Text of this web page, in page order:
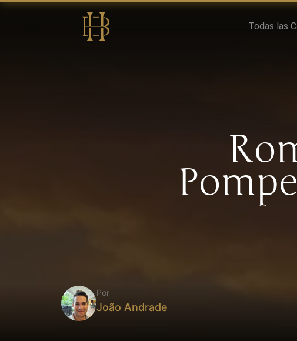
Todas las
Por
João Andrade